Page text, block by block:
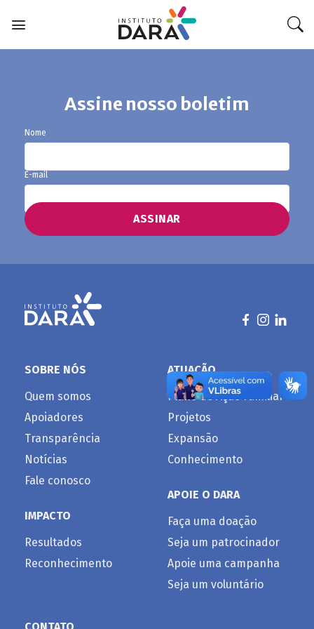
Assine nosso boletim
Nome
E-mail
SOBRE NÓS
Quem somos
Apoiadores
Transparência
Notícias
Fale conosco
IMPACTO
Resultados
Reconhecimento
ATUAÇÃO
Plano de Ação Familiar
Projetos
Expansão
Conhecimento
APOIE O DARA
Faça uma doação
Seja um patrocinador
Apoie uma campanha
Seja um voluntário
CONTATO